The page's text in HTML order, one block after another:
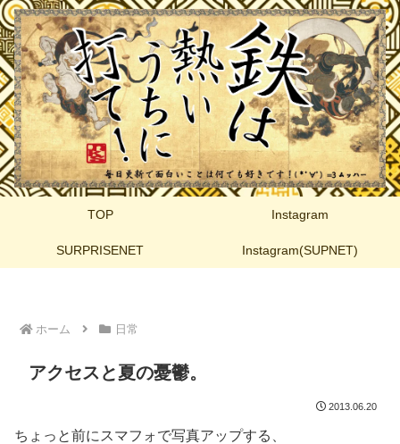
TOP Instagram
SURPRISENET Instagram(SUPNET)
ホーム 日常
アクセスと夏の憂鬱。
2013.06.20
ちょっと前にスマフォで写真アップする、